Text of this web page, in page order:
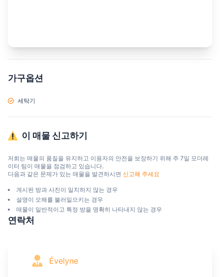
가구옵션
세탁기
이 매물 신고하기
저희는 매물의 품질을 유지하고 이용자의 안전을 보장하기 위해 주 7일 모더레
이터 팀이 매물을 점검하고 있습니다.
다음과 같은 문제가 있는 매물을 발견하시면 신고해 주세요
게시된 방과 사진이 일치하지 않는 경우
설명이 오해를 불러일으키는 경우
매물이 일반적이고 특정 방을 명확히 나타내지 않는 경우
연락처
Évelyne